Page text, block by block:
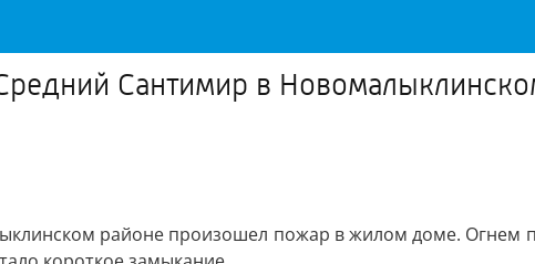
Сантимир в
районе произошел пожар в жилом доме. Огнем